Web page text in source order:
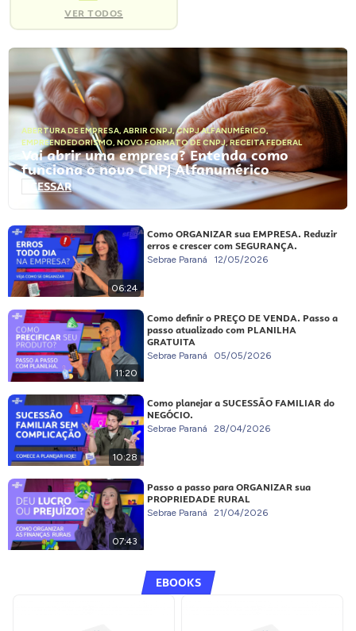
VER TODOS
ABERTURA DE EMPRESA, ABRIR CNPJ,CNPJ ALFANUMÉRICO,
EMPREENDEDORISMO, NOVO FORMATO DE CNPJ,RECEITA FEDERAL
Vai abrir uma empresa? Entenda como
funciona o novo CNPJ Alfanumérico
ACESSAR
06:24
Como ORGANIZAR sua EMPRESA. Reduzir
erros e crescer com SEGURANÇA.
Sebrae Paraná 12/05/2026
11:20
Como definir o PREÇO DE VENDA. Passo a
passo atualizado com PLANILHA
GRATUITA
Sebrae Paraná 05/05/2026
10:28
Como planejar a SUCESSÃO FAMILIAR do
NEGÓCIO.
Sebrae Paraná 28/04/2026
07:43
Passo a passo para ORGANIZAR sua
PROPRIEDADE RURAL
Sebrae Paraná 21/04/2026
EBOOKS